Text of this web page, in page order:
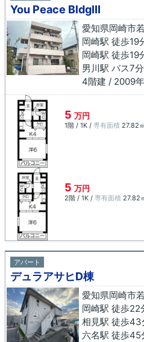
You Peace BldgⅠⅠⅠ
愛知県岡崎市
4階建 / 2009
5 万円
1階 / 1K / 専有面積 27.82㎡
5 万円
2階 / 1K / 専有面積 27.82
アパート
デュラアサヒD棟
愛知県岡崎市
岡崎駅 徒歩22
相見駅 徒歩43
六名駅 徒歩45